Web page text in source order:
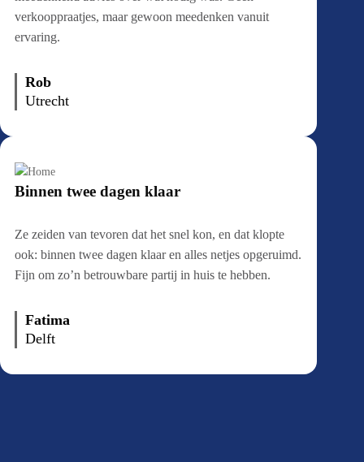
verkooppraatjes, maar gewoon meedenken vanuit
ervaring.
Rob
Utrecht
Binnen twee dagen klaar
Ze zeiden van tevoren dat het snel kon, en dat klopte
ook: binnen twee dagen klaar en alles netjes opgeruimd.
Fijn om zo’n betrouwbare partij in huis te hebben.
Fatima
Delft